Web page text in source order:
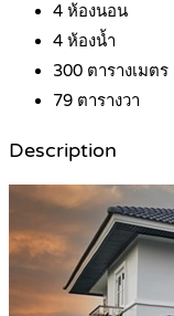
4 ห้องนอน
4 ห้องน้ำ
300 ตารางเมตร
79 ตารางวา
Description